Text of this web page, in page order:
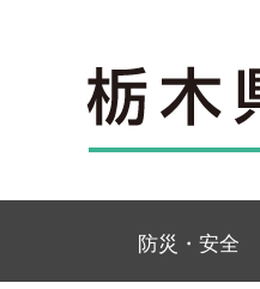
栃木県
防災・安全